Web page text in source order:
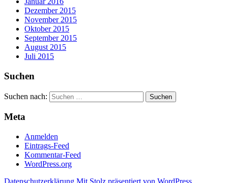
Dezember 2015
November 2015
Oktober 2015
September 2015
August 2015
Juli 2015
Suchen
Suchen nach:
Meta
Anmelden
Eintrags-Feed
Kommentar-Feed
WordPress.org
Datenschutzerklärung Mit Stolz präsentiert von WordPress